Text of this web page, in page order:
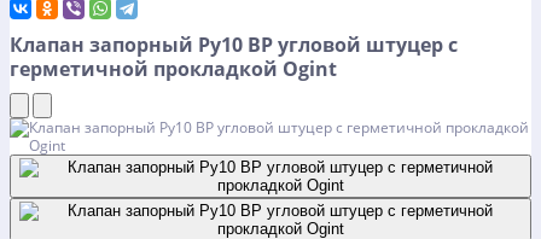
Клапан запорный Ру10 ВР угловой штуцер с
герметичной прокладкой Ogint